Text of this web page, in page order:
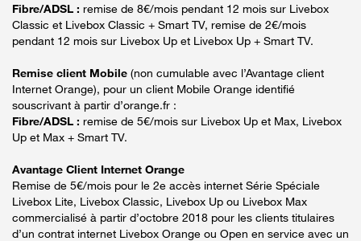
Fibre/ADSL : remise de 8€/mois pendant 12 mois sur Livebox
Classic et Livebox Classic + Smart TV, remise de 2€/mois
pendant 12 mois sur Livebox Up et Livebox Up + Smart TV.
Remise client Mobile (non cumulable avec l’Avantage client
Internet Orange), pour un client Mobile Orange identifié
souscrivant à partir d’orange.fr :
Fibre/ADSL : remise de 5€/mois sur Livebox Up et Max, Livebox
Up et Max + Smart TV.
Avantage Client Internet Orange
Remise de 5€/mois pour le 2e accès internet Série Spéciale
Livebox Lite, Livebox Classic, Livebox Up ou Livebox Max
commercialisé à partir d’octobre 2018 pour les clients titulaires
d’un contrat internet Livebox Orange ou Open en service avec un